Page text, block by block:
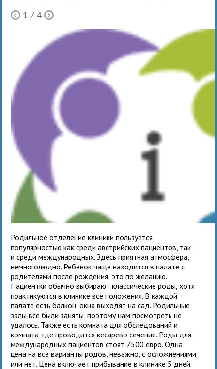
Ò 1 / 4Õ
Родильное отделение клиники пользуется
популярностью как среди австрийских пациентов, так
и среди международных. Здесь приятная атмосфера,
немноголюдно. Ребенок чаще находится в палате с
родителями после рождения, это по желанию.
Пациентки обычно выбирают классические роды, хотя
практикуются в клинике все положения. В каждой
палате есть балкон, окна выходят на сад. Родильные
залы все были заняты, поэтому нам посмотреть не
удалось. Также есть комната для обследований и
комната, где проводится кесарево сечение. Роды для
международных пациентов стоят 7500 евро. Одна
цена на все варианты родов, неважно, с осложнениями
или нет. Цена включает прибывание в клинике 5 дней.